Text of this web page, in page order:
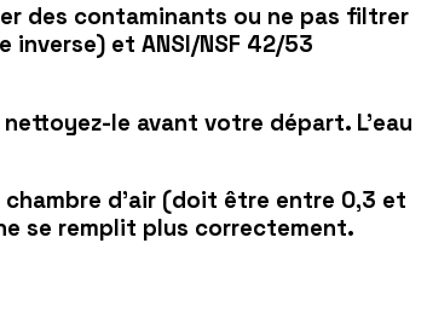
des contaminants ou ne pas filtrer
et ANSI/NSF 42/53
le avant votre départ. L'eau
chambre d'air (doit être entre 0,3 et
se remplit plus correctement.